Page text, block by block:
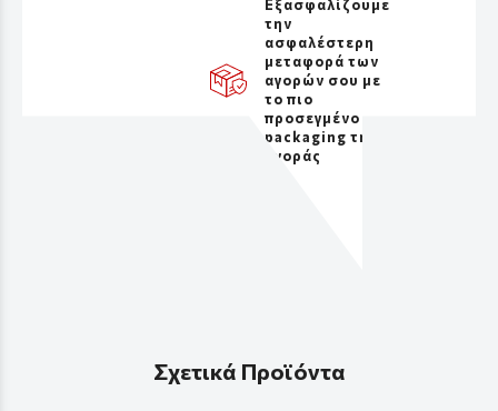
Εξασφαλίζουμε
την
ασφαλέστερη
μεταφορά των
αγορών σου με
το πιο
προσεγμένο
packaging της
αγοράς
Σχετικά Προϊόντα